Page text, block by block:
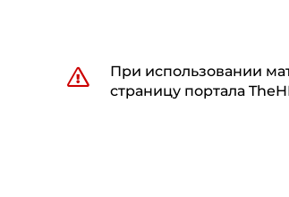
При использовании
страницу портала